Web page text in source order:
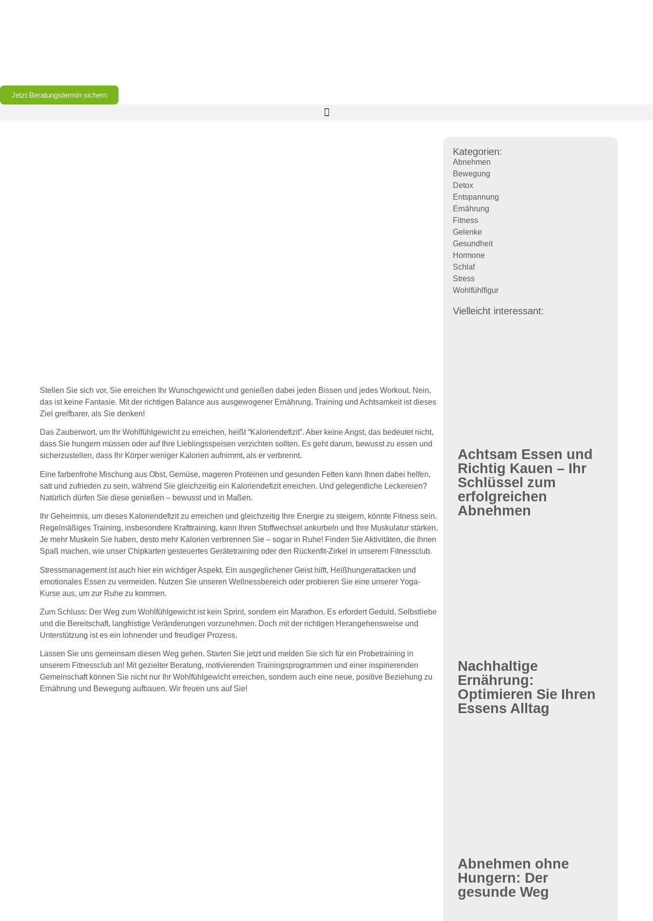
Jetzt Beratungstermin sichern
Stellen Sie sich vor, Sie erreichen Ihr Wunschgewicht und genießen dabei jeden Bissen und jedes Workout. Nein,
das ist keine Fantasie. Mit der richtigen Balance aus ausgewogener Ernährung, Training und Achtsamkeit ist dieses
Ziel greifbarer, als Sie denken!
Das Zauberwort, um Ihr Wohlfühlgewicht zu erreichen, heißt “Kaloriendefizit”. Aber keine Angst, das bedeutet nicht,
dass Sie hungern müssen oder auf Ihre Lieblingsspeisen verzichten sollten. Es geht darum, bewusst zu essen und
sicherzustellen, dass Ihr Körper weniger Kalorien aufnimmt, als er verbrennt.
Eine farbenfrohe Mischung aus Obst, Gemüse, mageren Proteinen und gesunden Fetten kann Ihnen dabei helfen,
satt und zufrieden zu sein, während Sie gleichzeitig ein Kaloriendefizit erreichen. Und gelegentliche Leckereien?
Natürlich dürfen Sie diese genießen – bewusst und in Maßen.
Ihr Geheimnis, um dieses Kaloriendefizit zu erreichen und gleichzeitig Ihre Energie zu steigern, könnte Fitness sein.
Regelmäßiges Training, insbesondere Krafttraining, kann Ihren Stoffwechsel ankurbeln und Ihre Muskulatur stärken.
Je mehr Muskeln Sie haben, desto mehr Kalorien verbrennen Sie – sogar in Ruhe! Finden Sie Aktivitäten, die Ihnen
Spaß machen, wie unser Chipkarten gesteuertes Gerätetraining oder den Rückenfit-Zirkel in unserem Fitnessclub.
Stressmanagement ist auch hier ein wichtiger Aspekt. Ein ausgeglichener Geist hilft, Heißhungerattacken und
emotionales Essen zu vermeiden. Nutzen Sie unseren Wellnessbereich oder probieren Sie eine unserer Yoga-
Kurse aus, um zur Ruhe zu kommen.
Zum Schluss: Der Weg zum Wohlfühlgewicht ist kein Sprint, sondern ein Marathon. Es erfordert Geduld, Selbstliebe
und die Bereitschaft, langfristige Veränderungen vorzunehmen. Doch mit der richtigen Herangehensweise und
Unterstützung ist es ein lohnender und freudiger Prozess.
Lassen Sie uns gemeinsam diesen Weg gehen. Starten Sie jetzt und melden Sie sich für ein Probetraining in
unserem Fitnessclub an! Mit gezielter Beratung, motivierenden Trainingsprogrammen und einer inspirierenden
Gemeinschaft können Sie nicht nur Ihr Wohlfühlgewicht erreichen, sondern auch eine neue, positive Beziehung zu
Ernährung und Bewegung aufbauen. Wir freuen uns auf Sie!
Kategorien:
Abnehmen
Bewegung
Detox
Entspannung
Ernährung
Fitness
Gelenke
Gesundheit
Hormone
Schlaf
Stress
Wohlfühlfigur
Vielleicht interessant:
Achtsam Essen und
Richtig Kauen – Ihr
Schlüssel zum
erfolgreichen
Abnehmen
Nachhaltige
Ernährung:
Optimieren Sie Ihren
Essens Alltag
Abnehmen ohne
Hungern: Der
gesunde Weg